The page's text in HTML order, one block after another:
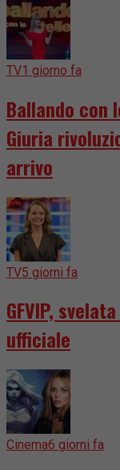
TV1 giorno fa
Ballando con
Giuria
arrivo
TV5 giorni fa
GFVIP,
ufficiale
Cinema6 giorni fa